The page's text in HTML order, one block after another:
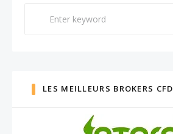
LES MEILLEURS BROKERS CFD